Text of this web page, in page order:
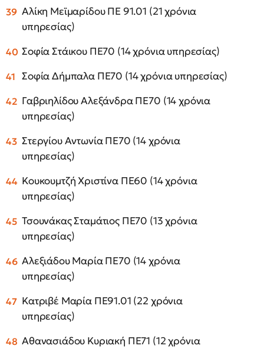
Αλίκη Μεϊμαρίδου ΠΕ 91.01 (21 χρόνια
υπηρεσίας)
Σοφία Στάικου ΠΕ70 (14 χρόνια υπηρεσίας)
Σοφία Δήμπαλα ΠΕ70 (14 χρόνια υπηρεσίας)
Γαβριηλίδου Αλεξάνδρα ΠΕ70 (14 χρόνια
υπηρεσίας)
Στεργίου Αντωνία ΠΕ70 (14 χρόνια
υπηρεσίας)
Κουκουμτζή Χριστίνα ΠΕ60 (14 χρόνια
υπηρεσίας)
Τσουνάκας Σταμάτιος ΠΕ70 (13 χρόνια
υπηρεσίας)
Αλεξιάδου Μαρία ΠΕ70 (14 χρόνια
υπηρεσίας)
Κατριβέ Μαρία ΠΕ91.01 (22 χρόνια
υπηρεσίας)
Αθανασιάδου Κυριακή ΠΕ71 (12 χρόνια